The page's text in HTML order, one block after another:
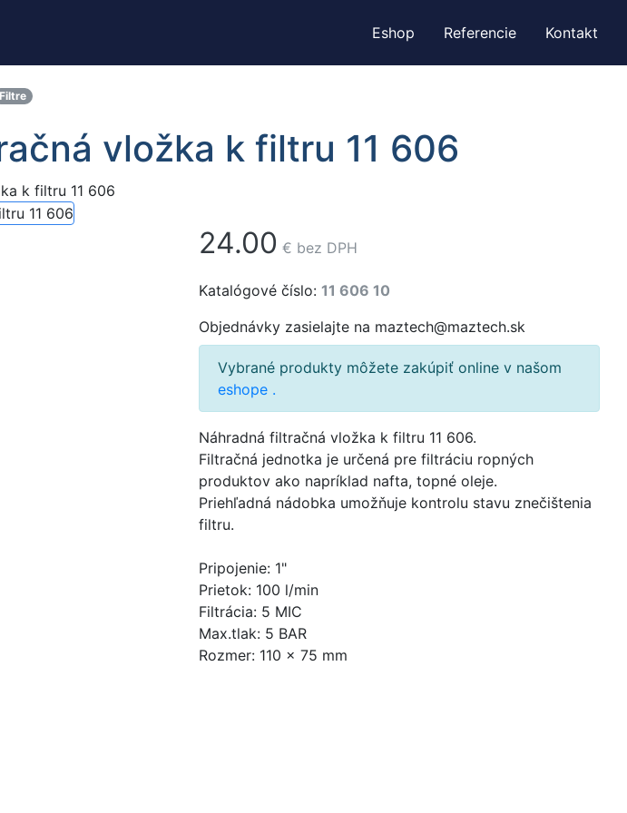
Eshop Referencie Kontakt
Filtre
vložka k filtru 11 606
24.00 € bez DPH
Katalógové číslo: 11 606 10
Objednávky zasielajte na maztech@maztech.sk
Vybrané produkty môžete zakúpiť online v našom
eshope .
Náhradná filtračná vložka k filtru 11 606.
Filtračná jednotka je určená pre filtráciu ropných
produktov ako napríklad nafta, topné oleje.
Priehľadná nádobka umožňuje kontrolu stavu znečištenia
filtru.
Pripojenie: 1"
Prietok: 100 l/min
Filtrácia: 5 MIC
Max.tlak: 5 BAR
Rozmer: 110 x 75 mm